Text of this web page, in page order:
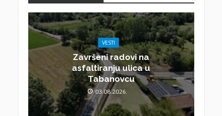
VESTI
Završeni radovi na
asfaltiranju ulica u
Tabanovcu
03.08.2026.